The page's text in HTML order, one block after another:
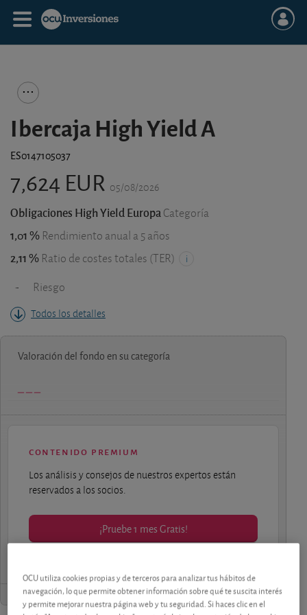
Ibercaja High Yield A
ES0147105037
7,624 EUR 05/08/2026
Obligaciones High Yield EuropaCategoría
1,01 % Rendimiento anual a 5 años
2,11 % Ratio de costes totales (TER)
- Riesgo
Todos los detalles
Valoración del fondo en su categoría
contenido premium
Los análisis y consejos de nuestros expertos están
reservados a los socios.
¡Pruebe 1 mes Gratis!
OCU utiliza cookies propias y de terceros para analizar tus hábitos de
navegación, lo que permite obtener información sobre qué te suscita interés
y permite mejorar nuestra página web y tu seguridad. Si haces clic en el